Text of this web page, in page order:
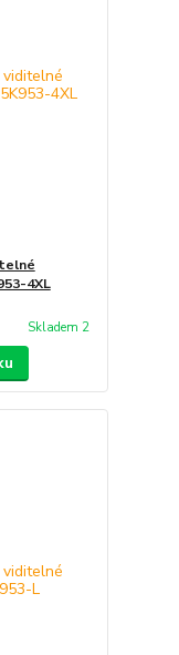
4XL
Skladem 2